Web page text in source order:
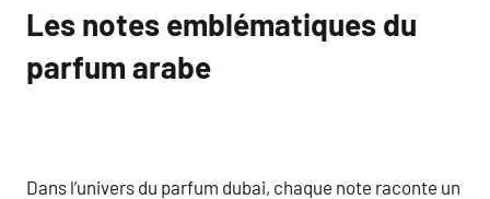
Les notes emblématiques du
parfum arabe
Dans l’univers du parfum dubai, chaque note raconte un